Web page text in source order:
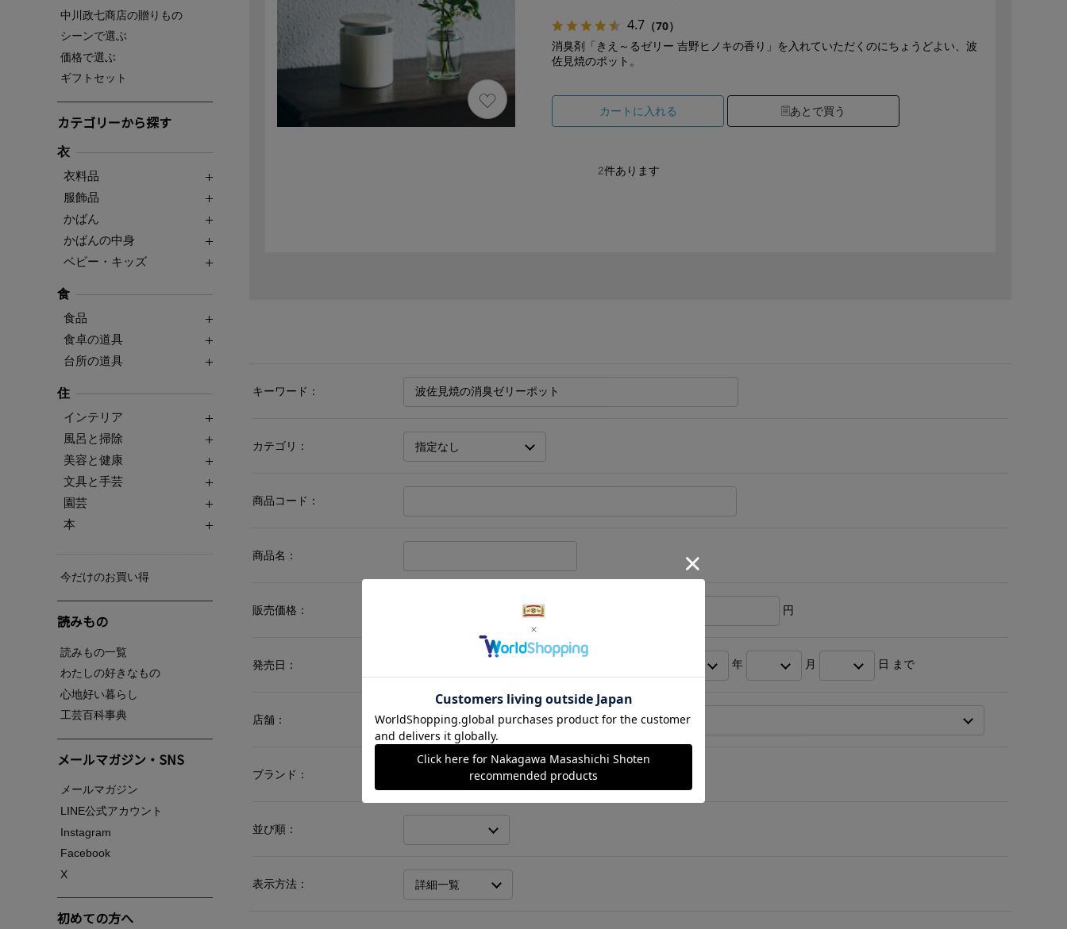
中川政七商店の贈りもの
シーンで選ぶ
価格で選ぶ
ギフトセット
カテゴリーから探す
衣
衣料品
服飾品
かばん
かばんの中身
ベビー・キッズ
食
食品
食卓の道具
台所の道具
住
インテリア
風呂と掃除
美容と健康
文具と手芸
園芸
本
今だけのお買い得
読みもの
読みもの一覧
わたしの好きなもの
心地好い暮らし
工芸百科事典
メールマガジン・SNS
メールマガジン
LINE公式アカウント
Instagram
Facebook
X
初めての方へ
4.7 （70）
カートに入れる あとで買う
消臭剤「きえ～るゼリー 吉野ヒノキの香り」を入れていただくのにちょうどよい、波
佐見焼のポット。
2件あります
キーワード：
カテゴリ：
商品コード：
商品名：
販売価格： 円
発売日： 年 月 日 まで
店舗：
ブランド：
並び順：
表示方法：